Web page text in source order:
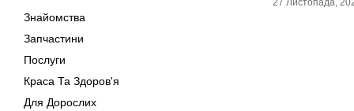
Знайомства
Запчастини
Послуги
Краса Та Здоров'я
Для Дорослих
27 Листопада,